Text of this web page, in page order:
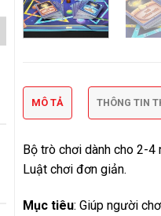
MÔ TẢ THÔNG TIN
Bộ trò chơi dành cho 2-4
Luật chơi đơn giản.
Mục tiêu: Giúp người